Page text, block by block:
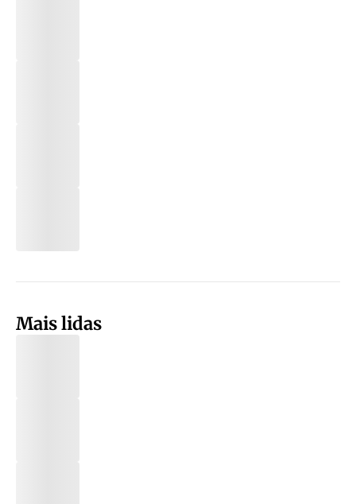
Mais lidas